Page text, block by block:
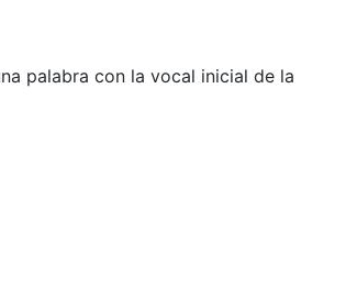
palabra con la vocal inicial de la